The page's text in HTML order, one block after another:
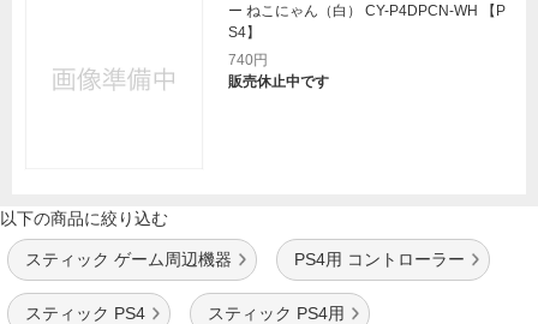
ー ねこにゃん（白） CY-P4DPCN-WH 【P
S4】
740円
販売休止中です
以下の商品に絞り込む
スティック ゲーム周辺機器 PS4用 コントローラー
スティック PS4 スティック PS4用